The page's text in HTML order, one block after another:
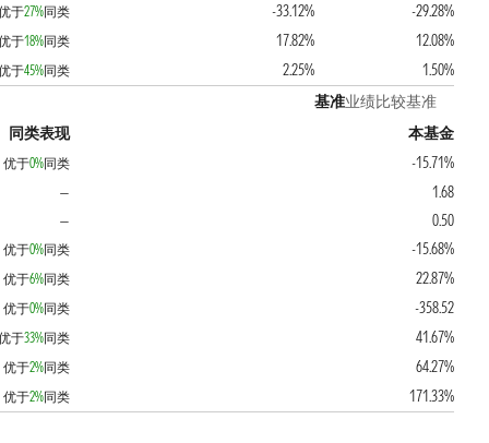
于27%同类 -33.12%
-29.28%
于18%同类 17.82%
12.08%
于45%同类 2.25% 1.50%
基准业绩比较基准
同类表现
本基金
优于0%同类
-15.71%
—
1.68
—
0.50
优于0%同类
-15.68%
优于6%同类
22.87%
优于0%同类
-358.52
于33%同类
41.67%
优于2%同类
64.27%
优于2%同类 171.33%